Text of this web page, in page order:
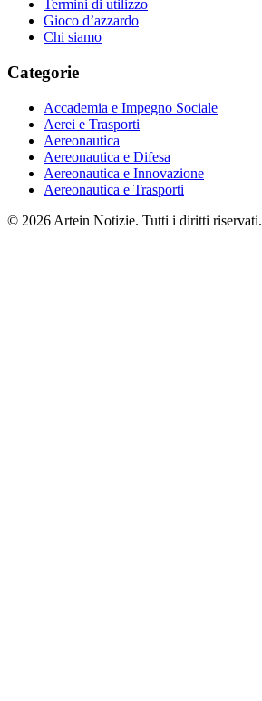
Termini di utilizzo
Gioco d’azzardo
Chi siamo
Categorie
Accademia e Impegno Sociale
Aerei e Trasporti
Aereonautica
Aereonautica e Difesa
Aereonautica e Innovazione
Aereonautica e Trasporti
© 2026 Artein Notizie. Tutti i diritti riservati.